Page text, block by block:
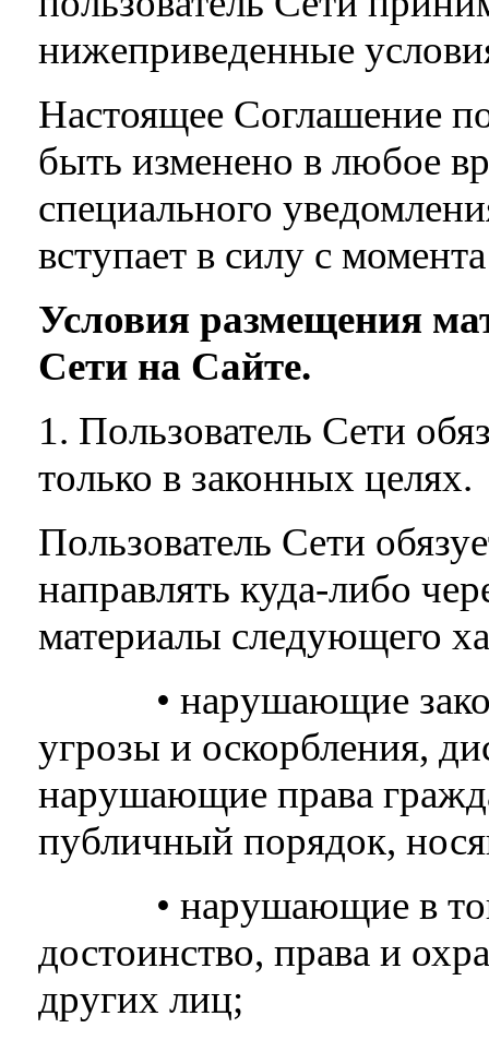
нижеприведенные
Настоящее Соглашение
быть изменено в любое
специального
вступает в силу с
Условия размещения
Сети на Сайте.
1. Пользователь Сети
только в законных целях.
Пользователь Сети
направлять куда-либо
материалы следующего
• нарушающие
угрозы и оскорбления,
нарушающие права
публичный порядок,
• нарушающие в той
достоинство, права и
других лиц;